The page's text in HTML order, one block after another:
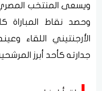
ويسعى المنتخب
وحصد نقاط المباراة
الأرجنتيني اللقاء
جدارته كأحد أبرز